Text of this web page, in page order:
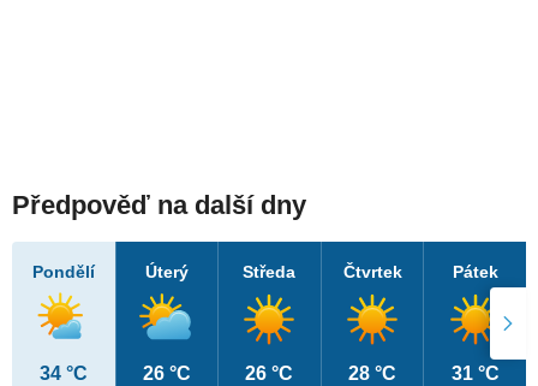
Předpověď na další dny
Pondělí
34 °C
Úterý
26 °C
Středa
26 °C
Čtvrtek
28 °C
Pátek
31 °C